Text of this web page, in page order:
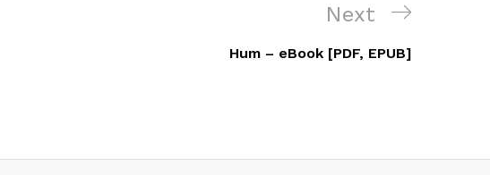
Next
Post
Next
Hum – eBook [PDF, EPUB]